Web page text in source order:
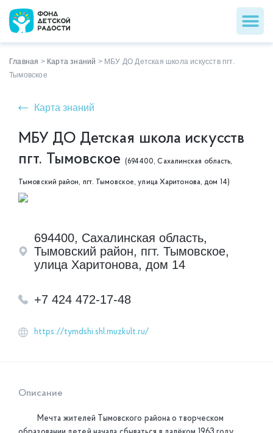
Главная > Карта знаний > МБУ ДО Детская школа искусств пгт.
Тымовское
Карта знаний
МБУ ДО Детская школа искусств
пгт. Тымовское
(694400, Сахалинская область,
Тымовский район, пгт. Тымовское, улица Харитонова, дом 14)
694400, Сахалинская область,
Тымовский район, пгт. Тымовское,
улица Харитонова, дом 14
+7 424 472-17-48
https://tymdshi.shl.muzkult.ru/
Описание
Мечта жителей Тымовского района о творческом